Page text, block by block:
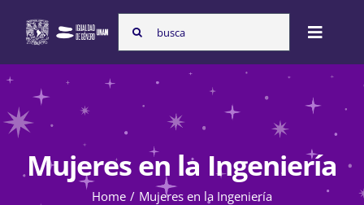
content
Search
for:
Toggle
Nosotras
Mujeres en la Ingeniería
Home Mujeres en la Ingeniería